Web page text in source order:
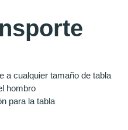
a cualquier tamaño de tabla
hombro
para la tabla